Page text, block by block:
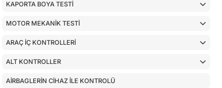
KAPORTA BOYA TESTİ
MOTOR MEKANİK TESTİ
ARAÇ İÇ KONTROLLERİ
ALT KONTROLLER
AİRBAGLERİN CİHAZ İLE KONTROLÜ